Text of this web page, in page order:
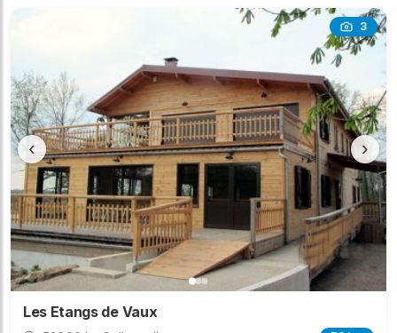
3
‹ ›
Les Etangs de Vaux